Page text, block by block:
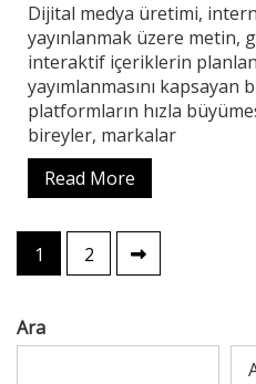
Dijital medya üretimi,
yayınlanmak üzere metin,
interaktif içeriklerin
yayımlanmasını kapsayan
platformların hızla
bireyler, markalar
Read More
Yazı
sayfalaması
1 2
Ara